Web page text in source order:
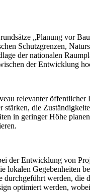
„Planung vor
Schutzgrenzen,
der nationalen
der Entwicklung
relevanter
die
in geringer Höhe
der Entwicklung von
lokalen Gegebenheiten
durchgeführt werden,
optimiert werden,